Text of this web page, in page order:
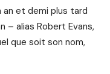
an et demi plus tard
– alias Robert Evans,
que soit son nom,